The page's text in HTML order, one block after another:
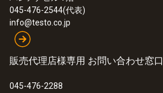
045-476-2544(代表)
info@testo.co.jp
販売代理店様専用 お問い合わせ窓口
045-476-2288